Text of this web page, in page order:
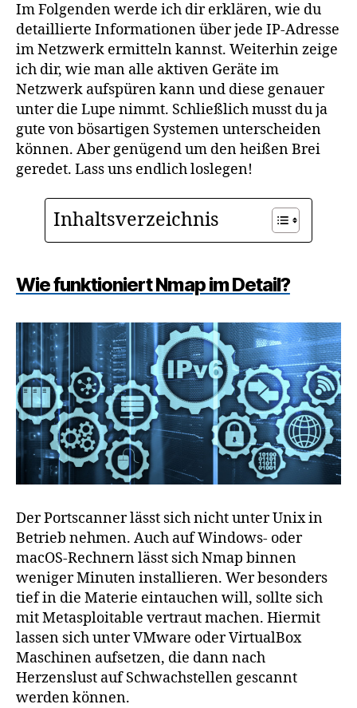
Im Folgenden werde ich dir erklären, wie du
detaillierte Informationen über jede IP-Adresse
im Netzwerk ermitteln kannst. Weiterhin zeige
ich dir, wie man alle aktiven Geräte im
Netzwerk aufspüren kann und diese genauer
unter die Lupe nimmt. Schließlich musst du ja
gute von bösartigen Systemen unterscheiden
können. Aber genügend um den heißen Brei
geredet. Lass uns endlich loslegen!
Inhaltsverzeichnis
Wie funktioniert Nmap im Detail?
Der Portscanner lässt sich nicht unter Unix in
Betrieb nehmen. Auch auf Windows- oder
macOS-Rechnern lässt sich Nmap binnen
weniger Minuten installieren. Wer besonders
tief in die Materie eintauchen will, sollte sich
mit Metasploitable vertraut machen. Hiermit
lassen sich unter VMware oder VirtualBox
Maschinen aufsetzen, die dann nach
Herzenslust auf Schwachstellen gescannt
werden können.